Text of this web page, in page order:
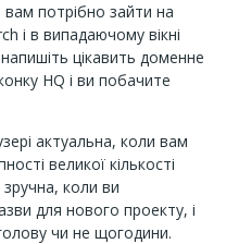
потрібно зайти на
і в випадаючому вікні
цікавить доменне
HQ і ви побачите
актуальна, коли вам
великої кількості
коли ви
для нового проекту, і
чи не щогодини.